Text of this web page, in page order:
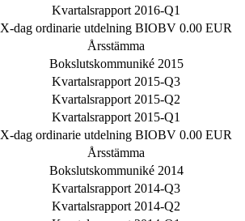
Kvartalsrapport 2016-Q1
X-dag ordinarie utdelning BIOBV 0.00 EUR
Årsstämma
Bokslutskommuniké 2015
Kvartalsrapport 2015-Q3
Kvartalsrapport 2015-Q2
Kvartalsrapport 2015-Q1
X-dag ordinarie utdelning BIOBV 0.00 EUR
Årsstämma
Bokslutskommuniké 2014
Kvartalsrapport 2014-Q3
Kvartalsrapport 2014-Q2